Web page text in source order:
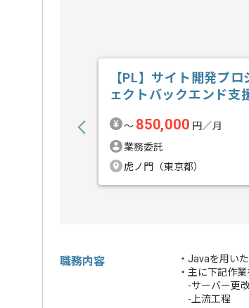
【PL】サイト開発プロ
ェクトバックエンド支
〜 850,000 円／月
業務委託
虎ノ門（東京都）
職務内容
・Javaを用い
・主に下記作
-サーバー更
-上流工程